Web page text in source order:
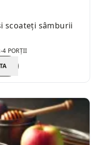
scoateți sâmburii
-4 PORȚII